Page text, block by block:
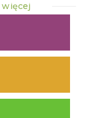
więcej